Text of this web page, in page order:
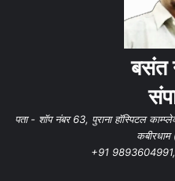
बसंत
पता - शॉप नंबर 63, पुराना हॉस्पिटल
कबीरधाम
+91